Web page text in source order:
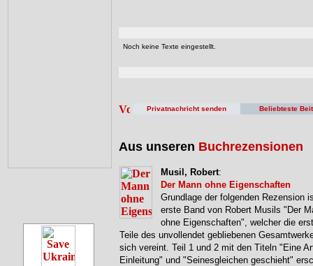
Noch keine Texte eingestellt.
Privatnachricht senden Beliebteste
Aus unseren Buchrezensionen
Musil, Robert:
Der Mann ohne Eigenschaften
Grundlage der folgenden Rezension
erste Band von Robert Musils "Der
ohne Eigenschaften", welcher die
Teile des unvollendet gebliebenen
sich vereint. Teil 1 und 2 mit den Titeln "Eine
Einleitung" und "Seinesgleichen geschieht"